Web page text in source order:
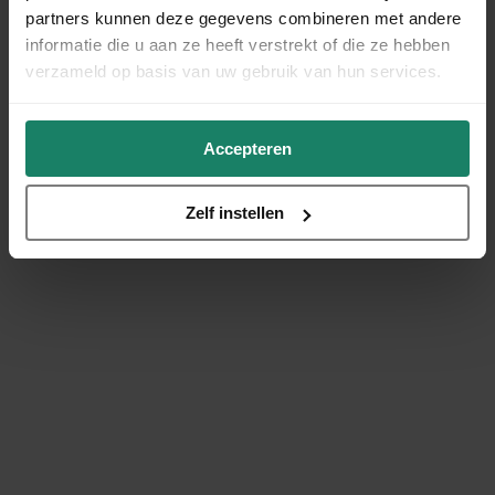
partners kunnen deze gegevens combineren met andere
informatie die u aan ze heeft verstrekt of die ze hebben
verzameld op basis van uw gebruik van hun services.
Accepteren
Zelf instellen